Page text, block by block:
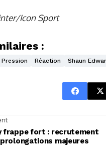
Icon Sport
:
Pression Réaction Shaun
frappe fort : recrutement
majeures